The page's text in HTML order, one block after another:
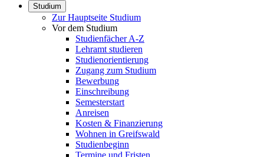
Studium
Zur Hauptseite Studium
Vor dem Studium
Studienfächer A-Z
Lehramt studieren
Studienorientierung
Zugang zum Studium
Bewerbung
Einschreibung
Semesterstart
Anreisen
Kosten & Finanzierung
Wohnen in Greifswald
Studienbeginn
Termine und Fristen